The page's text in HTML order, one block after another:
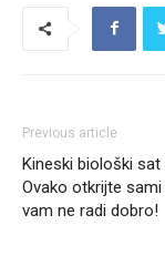
Previous article
Kineski biološki sat
Ovako otkrijte
vam ne radi dobro!